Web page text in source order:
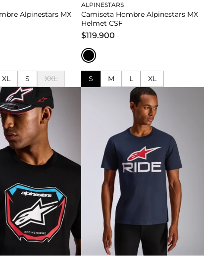
Alpinestars MX
XL
XL
S
S
XXL
XXL
al carrito
al carrito
ALPINESTARS
Camiseta Hombre Alpinestars MX
Helmet CSF
$119.900
S
M
L
L
XL
XL
Añadir al carrito
Añadir al carrito